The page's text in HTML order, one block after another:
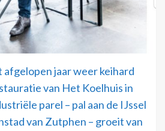
afgelopen jaar weer keihard
van Het Koelhuis in
parel – pal aan de IJssel
van Zutphen – groeit van